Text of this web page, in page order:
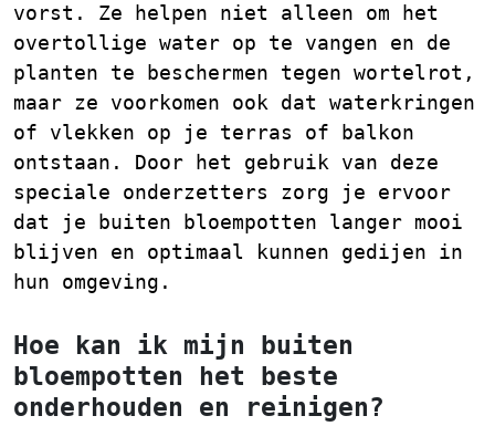
vorst. Ze helpen niet alleen om het
overtollige water op te vangen en de
planten te beschermen tegen wortelrot,
maar ze voorkomen ook dat waterkringen
of vlekken op je terras of balkon
ontstaan. Door het gebruik van deze
speciale onderzetters zorg je ervoor
dat je buiten bloempotten langer mooi
blijven en optimaal kunnen gedijen in
hun omgeving.
Hoe kan ik mijn buiten
bloempotten het beste
onderhouden en reinigen?